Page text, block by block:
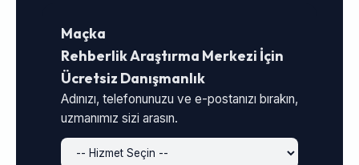
Maçka
Rehberlik Araştırma Merkezi İçin
Ücretsiz Danışmanlık
Adınızı, telefonunuzu ve e-postanızı bırakın,
uzmanımız sizi arasın.